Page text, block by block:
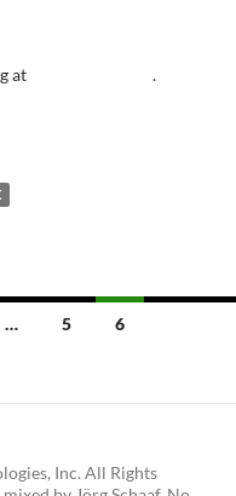
at .
… 5 6
Inc. All Rights